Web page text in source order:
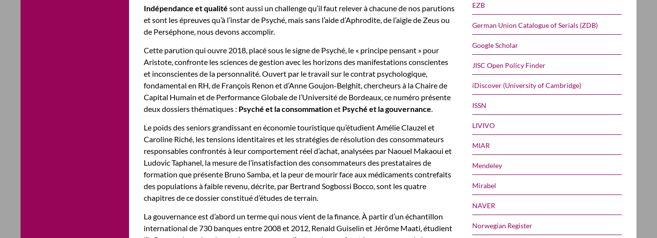
Indépendance et qualité sont aussi un challenge qu’il faut relever à chacune de nos parutions
et sont les épreuves qu’à l’instar de Psyché, mais sans l’aide d’Aphrodite, de l’aigle de Zeus ou
de Perséphone, nous devons accomplir.
Cette parution qui ouvre 2018, placé sous le signe de Psyché, le « principe pensant » pour
Aristote, confronte les sciences de gestion avec les horizons des manifestations conscientes
et inconscientes de la personnalité. Ouvert par le travail sur le contrat psychologique,
fondamental en RH, de François Renon et d’Anne Goujon-Belghit, chercheurs à la Chaire de
Capital Humain et de Performance Globale de l’Université de Bordeaux, ce numéro présente
deux dossiers thématiques : Psyché et la consommationet Psyché et la gouvernance.
Le poids des seniors grandissant en économie touristique qu’étudient Amélie Clauzel et
Caroline Riché, les tensions identitaires et les stratégies de résolution des consommateurs
responsables confrontés à leur comportement réel d’achat, analysées par Naouel Makaoui et
Ludovic Taphanel, la mesure de l’insatisfaction des consommateurs des prestataires de
formation que présente Bruno Samba, et la peur de mourir face aux médicaments contrefaits
des populations à faible revenu, décrite, par Bertrand Sogbossi Bocco, sont les quatre
chapitres de ce dossier constitué d’études de terrain.
La gouvernance est d’abord un terme qui nous vient de la finance. À partir d’un échantillon
international de 730 banques entre 2008 et 2012, Renald Guiselin et Jérôme Maati, étudient
EZB
German Union Catalogue of Serials (ZDB)
Google Scholar
JISC Open Policy Finder
iDiscover (University of Cambridge)
ISSN
LIVIVO
MIAR
Mendeley
Mirabel
NAVER
Norwegian Register